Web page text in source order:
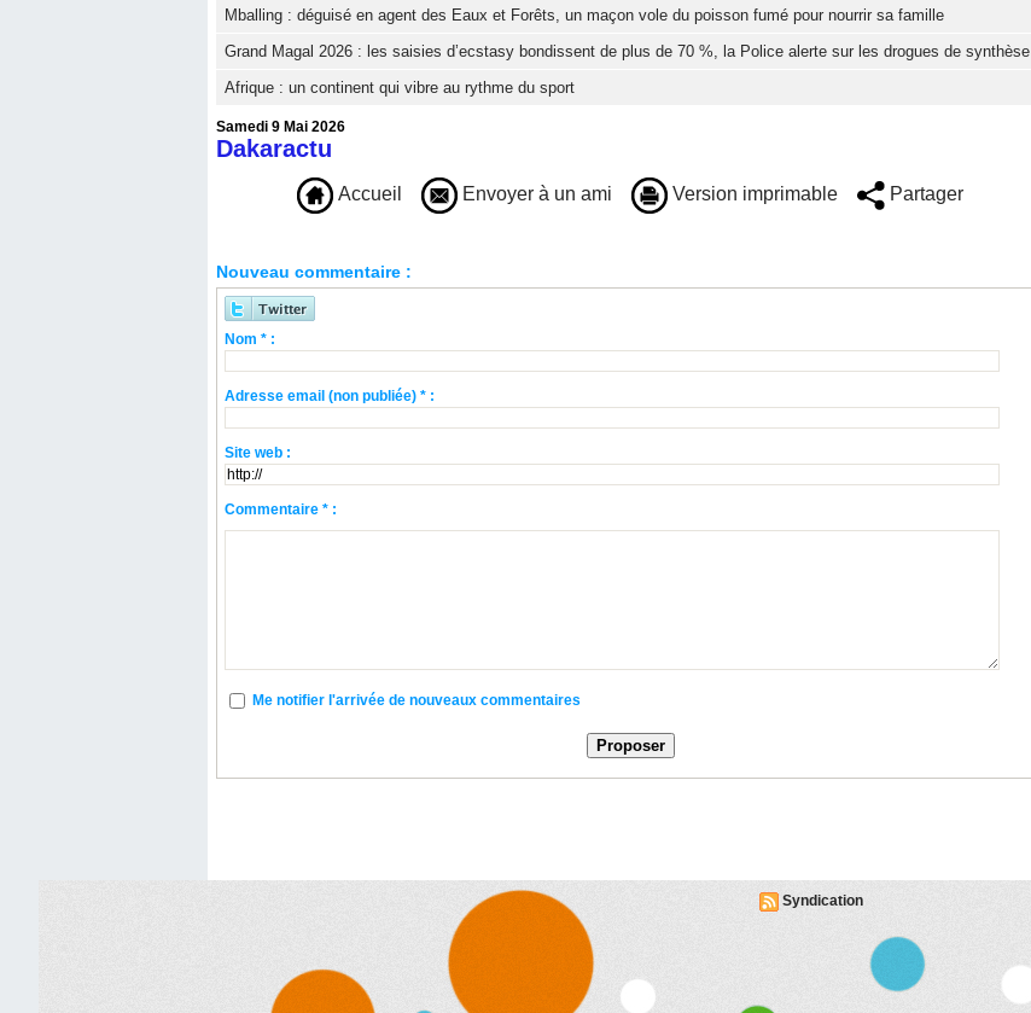
Mballing : déguisé en agent des Eaux et Forêts, un maçon vole du poisson fumé pour nourrir sa famille
Grand Magal 2026 : les saisies d’ecstasy bondissent de plus de 70 %, la Police alerte sur les drogues de synthèse
Afrique : un continent qui vibre au rythme du sport
Samedi 9 Mai 2026
Dakaractu
Accueil Envoyer à un ami Version imprimable Partager
Nouveau commentaire :
Nom * :
Adresse email (non publiée) * :
Site web :
Commentaire * :
Me notifier l'arrivée de nouveaux commentaires
Syndication